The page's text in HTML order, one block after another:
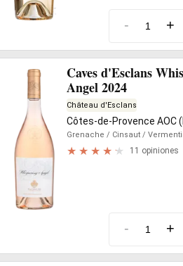
- +
Caves d'Esclans
Angel 2024
Château d'Esclans
Côtes-de-Provence AOC
Grenache / Cinsaut /
11 opiniones
- +